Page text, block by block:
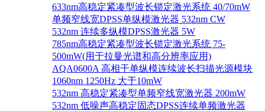
633nm高稳定紧凑型波长锁定激光系统 40/70mW
单频窄线宽DPSS单纵模激光器 532nm CW
532nm 连续多纵模DPSS激光器 5W
785nm高稳定紧凑型波长锁定激光系统 75-
500mW(用于拉曼光谱和高分辨率应用)
AQA0600A 高相干单纵模连续波长扫描光源模块
1060nm 1250Hz 大于10mW
532nm 高稳定紧凑型单频窄线宽激光器 200mW
532nm 低噪声高稳定固态DPSS连续单频激光器